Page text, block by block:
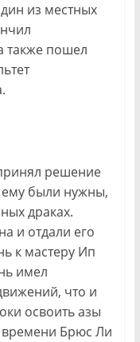
из местных
также пошел
решение
ему были нужны,
драках.
и отдали его
к мастеру Ип
имел
что и
освоить азы
времени Брюс Ли